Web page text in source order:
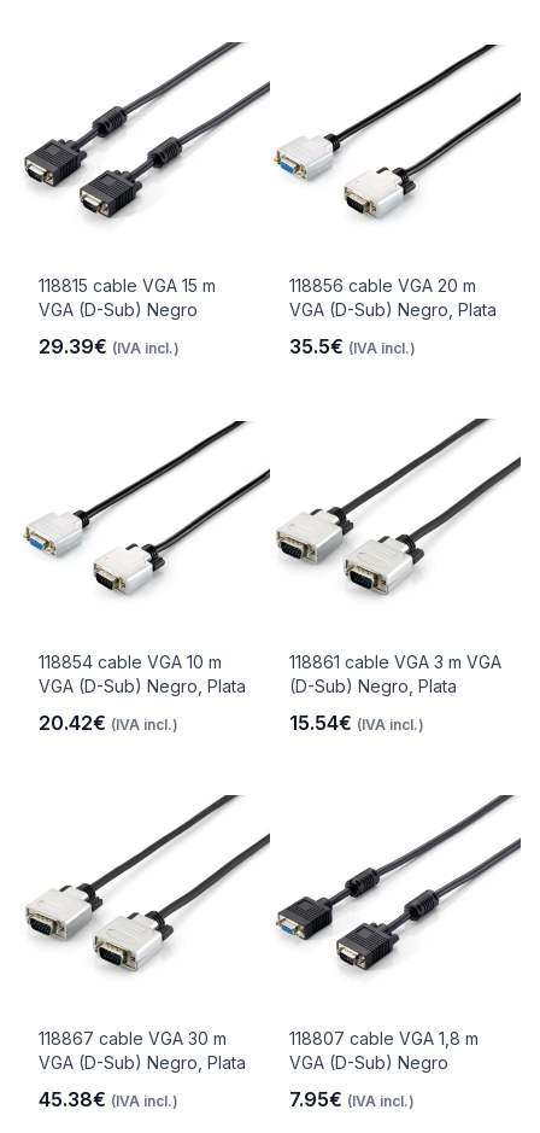
118815 cable VGA 15 m
VGA (D-Sub) Negro
29.39€ (IVA incl.)
118856 cable VGA 20 m
VGA (D-Sub) Negro, Plata
35.5€ (IVA incl.)
118854 cable VGA 10 m
VGA (D-Sub) Negro, Plata
20.42€ (IVA incl.)
118861 cable VGA 3 m VGA
(D-Sub) Negro, Plata
15.54€ (IVA incl.)
118867 cable VGA 30 m
VGA (D-Sub) Negro, Plata
45.38€ (IVA incl.)
118807 cable VGA 1,8 m
VGA (D-Sub) Negro
7.95€ (IVA incl.)